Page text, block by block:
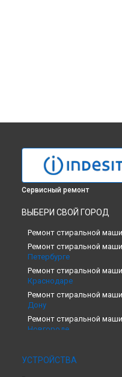
Сервисный ремонт
ВЫБЕРИ СВОЙ ГОРОД
Ремонт стиральной
Ремонт стиральной
Петербурге
Ремонт стиральной
Краснодаре
Ремонт стиральной
Дону
Ремонт стиральной
Новгороде
Новосибирске
УСТРОЙСТВА